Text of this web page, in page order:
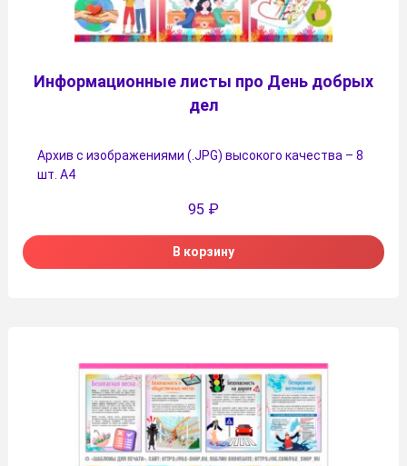
Информационные листы про День добрых
дел
Архив с изображениями (.JPG) высокого качества – 8
шт. А4
95 ₽
В корзину